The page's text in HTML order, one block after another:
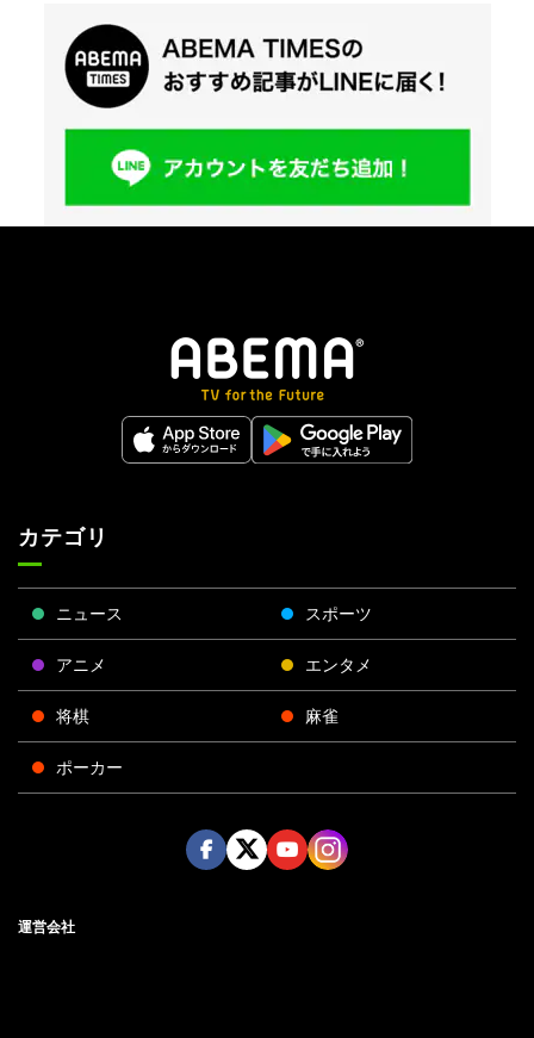
カテゴリ
ニュース スポーツ
アニメ エンタメ
将棋 麻雀
ポーカー
運営会社